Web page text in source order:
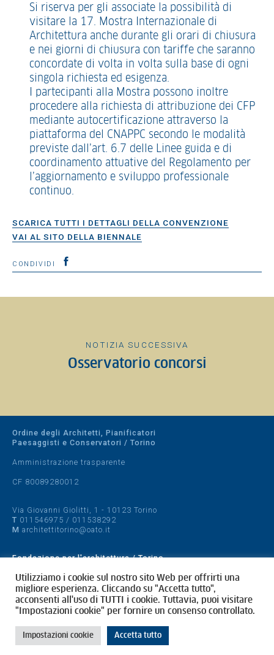
Si riserva per gli associate la possibilità di
visitare la 17. Mostra Internazionale di
Architettura anche durante gli orari di chiusura
e nei giorni di chiusura con tariffe che saranno
concordate di volta in volta sulla base di ogni
singola richiesta ed esigenza.
I partecipanti alla Mostra possono inoltre
procedere alla richiesta di attribuzione dei CFP
mediante autocertificazione attraverso la
piattaforma del CNAPPC secondo le modalità
previste dall’art. 6.7 delle Linee guida e di
coordinamento attuative del Regolamento per
l’aggiornamento e sviluppo professionale
continuo.
SCARICA TUTTI I DETTAGLI DELLA CONVENZIONE
VAI AL SITO DELLA BIENNALE
CONDIVIDI
NOTIZIA SUCCESSIVA
Osservatorio concorsi
Ordine degli Architetti, Pianificatori
Paesaggisti e Conservatori / Torino
Amministrazione trasparente
CF 80089280012
Via Giovanni Giolitti, 1 - 10123 Torino
T 011546975 / 011538292
M architettitorino@oato.it
Fondazione per l'architettura / Torino
Designed by quattrolinee.it
Cookie Policy
Privacy Policy
Utilizziamo i cookie sul nostro sito Web per offrirti una
migliore esperienza. Cliccando su "Accetta tutto",
acconsenti all'uso di TUTTI i cookie. Tuttavia, puoi visitare
"Impostazioni cookie" per fornire un consenso controllato.
Impostazioni cookie Accetta tutto